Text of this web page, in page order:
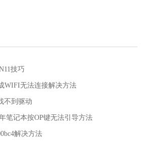
技巧
WIFI无法连接解决方法
不到驱动
笔记本按OP键无法引导方法
解决方法